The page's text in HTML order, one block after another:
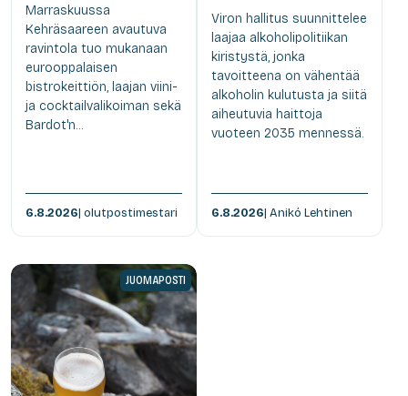
Marraskuussa
Kehräsaareen avautuva
ravintola tuo mukanaan
eurooppalaisen
bistrokeittiön, laajan viini-
ja cocktailvalikoiman sekä
Bardot'n...
6.8.2026| olutpostimestari
Viron hallitus suunnittelee
laajaa alkoholipolitiikan
kiristystä, jonka
tavoitteena on vähentää
alkoholin kulutusta ja siitä
aiheutuvia haittoja
vuoteen 2035 mennessä.
6.8.2026| Anikó Lehtinen
JUOMAPOSTI